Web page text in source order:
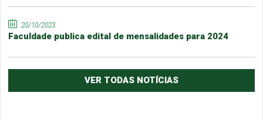
20/10/2023
Faculdade publica edital de mensalidades para 2024
VER TODAS NOTÍCIAS